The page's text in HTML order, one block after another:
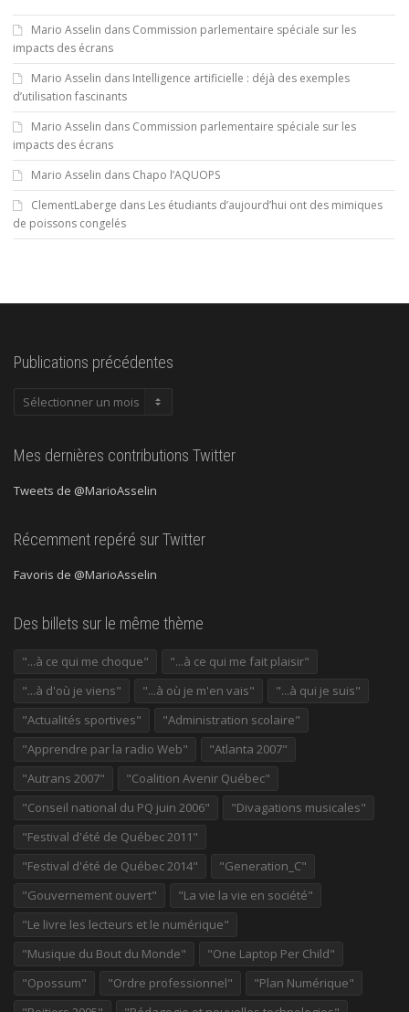
Mario Asselin dans Commission parlementaire spéciale sur les
impacts des écrans
Mario Asselin dans Intelligence artificielle : déjà des exemples
d’utilisation fascinants
Mario Asselin dans Commission parlementaire spéciale sur les
impacts des écrans
Mario Asselin dans Chapo l’AQUOPS
ClementLaberge dans Les étudiants d’aujourd’hui ont des mimiques
de poissons congelés
Publications précédentes
Publications
Mes dernières contributions Twitter
Tweets de @MarioAsselin
Récemment repéré sur Twitter
Favoris de @MarioAsselin
Des billets sur le même thème
"...à ce qui me choque"
"...à ce qui me fait plaisir"
"...à d'où je viens"
"...à où je m'en vais"
"...à qui je suis"
"Actualités sportives"
"Administration scolaire"
"Apprendre par la radio Web"
"Atlanta 2007"
"Autrans 2007"
"Coalition Avenir Québec"
"Conseil national du PQ juin 2006"
"Divagations musicales"
"Festival d'été de Québec 2011"
"Festival d'été de Québec 2014"
"Generation_C"
"Gouvernement ouvert"
"La vie la vie en société"
"Le livre les lecteurs et le numérique"
"Musique du Bout du Monde"
"One Laptop Per Child"
"Opossum"
"Ordre professionnel"
"Plan Numérique"